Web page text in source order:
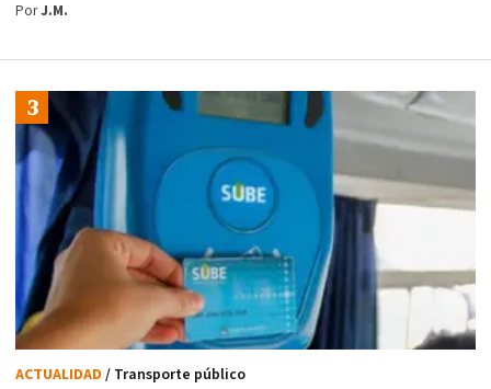
PorJ.M.
ACTUALIDAD / Transporte público